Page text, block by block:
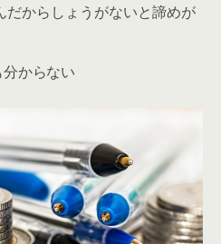
だからしょうがないと諦めが
からない